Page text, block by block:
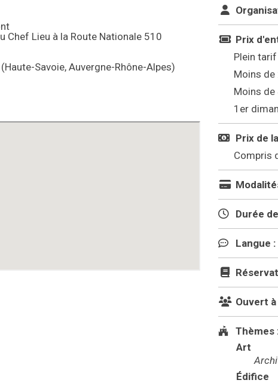
Chef Lieu à la Route Nationale 510
Savoie, Auvergne-Rhône-Alpes)
Prix
Plein tarif
Moins de
Moins de
1er
Prix de
Compris
Durée
Langue :
Ouvert à
Thèmes
Art
Édifice